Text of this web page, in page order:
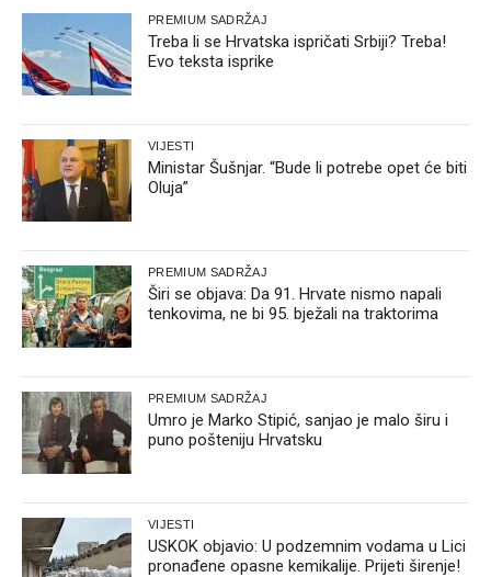
PREMIUM SADRŽAJ
Treba li se Hrvatska ispričati Srbiji? Treba!
Evo teksta isprike
VIJESTI
Ministar Šušnjar. “Bude li potrebe opet će biti
Oluja”
PREMIUM SADRŽAJ
Širi se objava: Da 91. Hrvate nismo napali
tenkovima, ne bi 95. bježali na traktorima
PREMIUM SADRŽAJ
Umro je Marko Stipić, sanjao je malo širu i
puno pošteniju Hrvatsku
VIJESTI
USKOK objavio: U podzemnim vodama u Lici
pronađene opasne kemikalije. Prijeti širenje!